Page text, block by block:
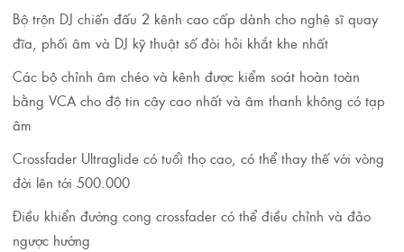
Bộ trộn DJ chiến đấu 2 kênh cao cấp dành cho nghệ sĩ quay
đĩa, phối âm và DJ kỹ thuật số đòi hỏi khắt khe nhất
Các bộ chỉnh âm chéo và kênh được kiểm soát hoàn toàn
bằng VCA cho độ tin cậy cao nhất và âm thanh không có tạp
âm
Crossfader Ultraglide có tuổi thọ cao, có thể thay thế với vòng
đời lên tới 500.000
Điều khiển đường cong crossfader có thể điều chỉnh và đảo
ngược hướng